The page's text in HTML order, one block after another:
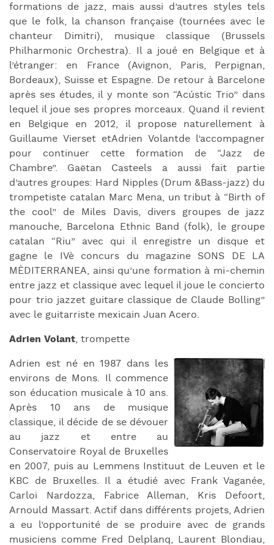
formations de jazz, mais aussi d’autres styles tels
que le folk, la chanson française (tournées avec le
chanteur Dimitri), musique classique (Brussels
Philharmonic Orchestra). Il a joué en Belgique et à
l’étranger: en France (Avignon, Paris, Perpignan,
Bordeaux), Suisse et Espagne. De retour à Barcelone
après ses études, il y monte son “Acústic Trio” dans
lequel il joue ses propres morceaux. Quand il revient
en Belgique en 2012, il propose naturellement à
Guillaume Vierset etAdrien Volantde l’accompagner
pour continuer cette formation de “Jazz de
Chambre”. Gaëtan Casteels a aussi fait partie
d’autres groupes: Hard Nipples (Drum &Bass-jazz) du
trompetiste catalan Marc Mena, un tribut à “Birth of
the cool” de Miles Davis, divers groupes de jazz
manouche, Barcelona Ethnic Band (folk), le groupe
catalan “Riu” avec qui il enregistre un disque et
gagne le IVè concurs du magazine SONS DE LA
MÈDITERRANEA, ainsi qu’une formation à mi-chemin
entre jazz et classique avec lequel il joue le concierto
pour trio jazzet guitare classique de Claude Bolling”
avec le guitarriste mexicain Juan Acero.
Adrien Volant, trompette
Adrien est né en 1987 dans les
environs de Mons. Il commence
son éducation musicale à 10 ans.
Après 10 ans de musique
classique, il décide de se dévouer
au jazz et entre au
Conservatoire Royal de Bruxelles
en 2007, puis au Lemmens Instituut de Leuven et le
KBC de Bruxelles. Il a étudié avec Frank Vaganée,
Carloi Nardozza, Fabrice Alleman, Kris Defoort,
Arnould Massart. Actif dans différents projets, Adrien
a eu l’opportunité de se produire avec de grands
musiciens comme Fred Delplanq, Laurent Blondiau,